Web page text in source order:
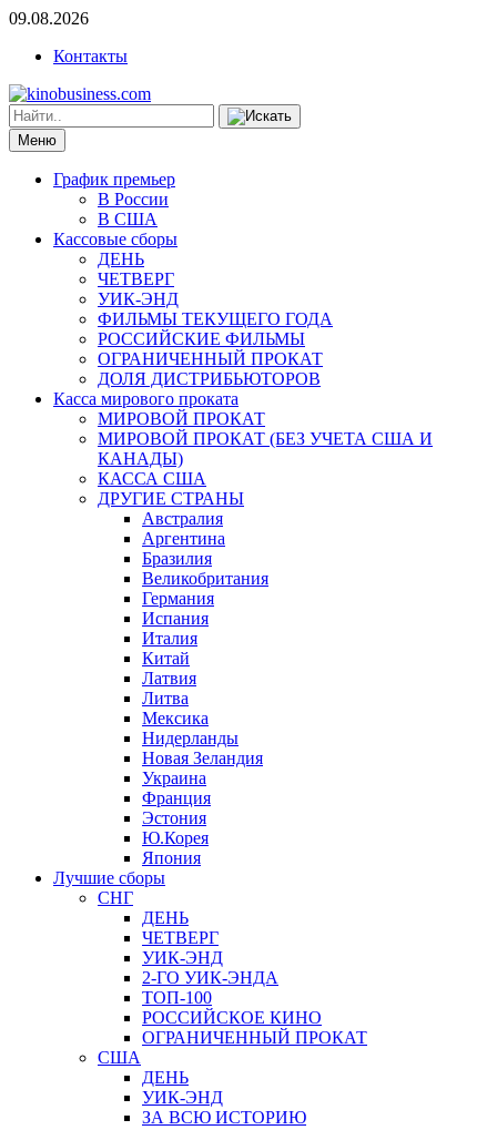
09.08.2026
Контакты
Меню
График премьер
В России
В США
Кассовые сборы
ДЕНЬ
ЧЕТВЕРГ
УИК-ЭНД
ФИЛЬМЫ ТЕКУЩЕГО ГОДА
РОССИЙСКИЕ ФИЛЬМЫ
ОГРАНИЧЕННЫЙ ПРОКАТ
ДОЛЯ ДИСТРИБЬЮТОРОВ
Касса мирового проката
МИРОВОЙ ПРОКАТ
МИРОВОЙ ПРОКАТ (БЕЗ УЧЕТА США И
КАНАДЫ)
КАССА США
ДРУГИЕ СТРАНЫ
Австралия
Аргентина
Бразилия
Великобритания
Германия
Испания
Италия
Китай
Латвия
Литва
Мексика
Нидерланды
Новая Зеландия
Украина
Франция
Эстония
Ю.Корея
Япония
Лучшие сборы
СНГ
ДЕНЬ
ЧЕТВЕРГ
УИК-ЭНД
2-ГО УИК-ЭНДА
ТОП-100
РОССИЙСКОЕ КИНО
ОГРАНИЧЕННЫЙ ПРОКАТ
США
ДЕНЬ
УИК-ЭНД
ЗА ВСЮ ИСТОРИЮ